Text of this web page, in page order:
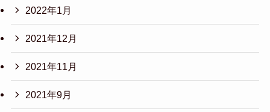
2022年1月
2021年12月
2021年11月
2021年9月